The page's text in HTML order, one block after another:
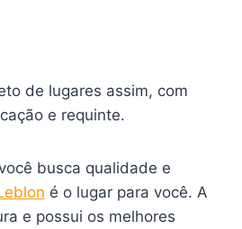
de lugares assim, com
e requinte.
busca qualidade e
é o lugar para você. A
e possui os melhores